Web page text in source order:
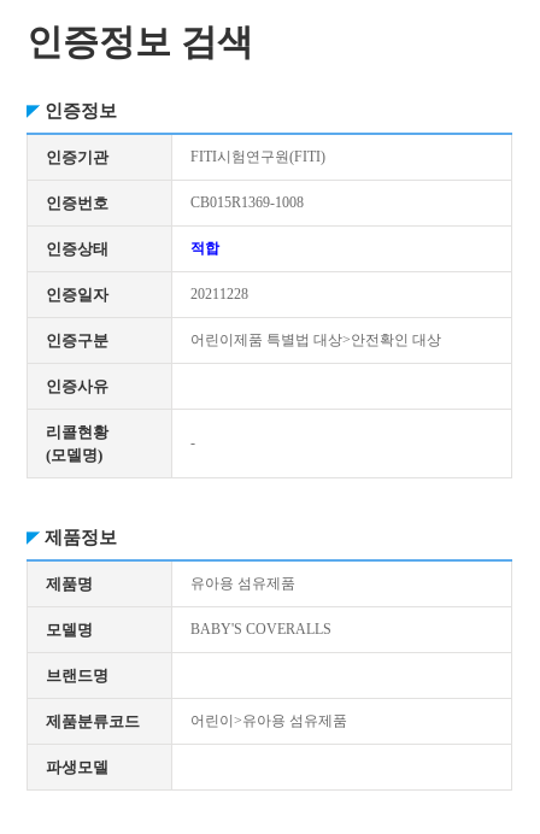
인증정보 검색
인증정보
인증기관 FITI시험연구원(FITI)
인증번호 CB015R1369-1008
인증상태 적합
인증일자 20211228
인증구분 어린이제품 특별법 대상>안전확인 대상
인증사유
리콜현황
(모델명)
-
제품정보
제품명 유아용 섬유제품
모델명 BABY'S COVERALLS
브랜드명
제품분류코드 어린이>유아용 섬유제품
파생모델